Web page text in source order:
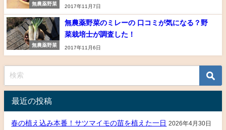
無農薬野菜
2017年11月7日
無農薬野菜
無農薬野菜のミレーの 口コミが気になる？野
菜栽培士が調査した！
2017年11月6日
最近の投稿
春の植え込み本番！サツマイモの苗を植えた一日 2026年4月30日